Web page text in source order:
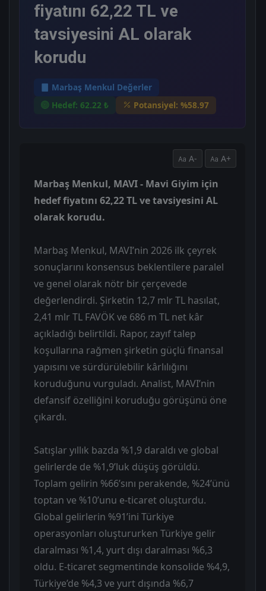
fiyatını 62,22 TL ve
tavsiyesini AL olarak
korudu
Marbaş Menkul Değerler
Hedef: 62.22 ₺
Potansiyel: %58.97
A- A+
Marbaş Menkul, MAVI - Mavi Giyim için
hedef fiyatını 62,22 TL ve tavsiyesini AL
olarak korudu.
Marbaş Menkul, MAVI’nin 2026 ilk çeyrek
sonuçlarını konsensus beklentilere paralel
ve genel olarak nötr bir çerçevede
değerlendirdi. Şirketin 12,7 mlr TL hasılat,
2,41 mlr TL FAVÖK ve 686 m TL net kâr
açıkladığı belirtildi. Rapor, zayıf talep
koşullarına rağmen şirketin güçlü finansal
yapısını ve sürdürülebilir kârlılığını
koruduğunu vurguladı. Analist, MAVI’nin
defansif özelliğini koruduğu görüşünü öne
çıkardı.
Satışlar yıllık bazda %1,9 daraldı ve global
gelirlerde de %1,9’luk düşüş görüldü.
Toplam gelirin %66’sını perakende, %24’ünü
toptan ve %10’unu e-ticaret oluşturdu.
Global gelirlerin %91’ini Türkiye
operasyonları oluştururken Türkiye gelir
daralması %1,4, yurt dışı daralması %6,3
oldu. E-ticaret segmentinde konsolide %4,9,
Türkiye’de %4,3 ve yurt dışında %6,7